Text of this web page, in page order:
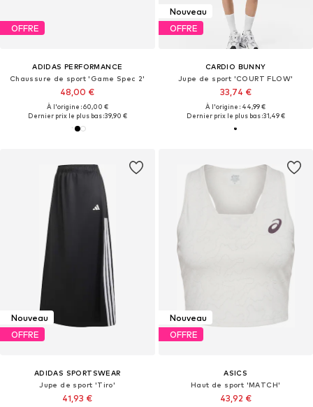
OFFRE
ADIDAS PERFORMANCE
Chaussure de sport 'Game Spec 2'
48,00 €
À l'origine : 60,00 €
Dernier prix le plus bas :39,90 €
Nouveau
OFFRE
CARDIO BUNNY
Jupe de sport 'COURT FLOW'
33,74 €
À l'origine : 44,99 €
Dernier prix le plus bas :31,49 €
Nouveau
OFFRE
ADIDAS SPORTSWEAR
Jupe de sport 'Tiro'
41,93 €
Nouveau
OFFRE
ASICS
Haut de sport 'MATCH'
43,92 €